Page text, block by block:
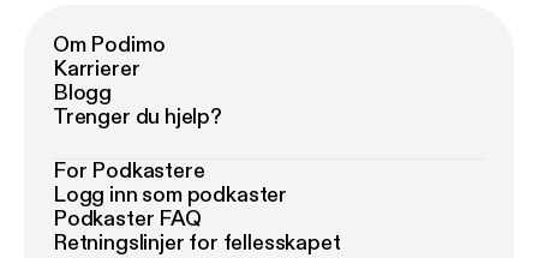
Om Podimo
Karrierer
Blogg
Trenger du hjelp?
For Podkastere
Logg inn som podkaster
Podkaster FAQ
Retningslinjer for fellesskapet